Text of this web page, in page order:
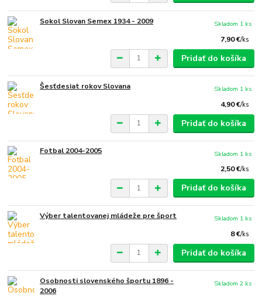
Sokol Slovan Semex 1934 - 2009
7,90 €/ks
Skladom 1 ks
Pridať do košíka
Šesťdesiat rokov Slovana
4,90 €/ks
Skladom 1 ks
Pridať do košíka
Fotbal 2004-2005
2,50 €/ks
Skladom 1 ks
Pridať do košíka
Výber talentovanej mládeže pre šport
8 €/ks
Skladom 1 ks
Pridať do košíka
Osobnosti slovenského športu 1896 -
2006
Skladom 2 ks